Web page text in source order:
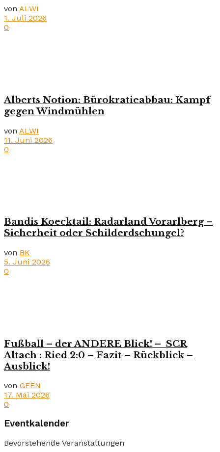
von ALWI
1. Juli 2026
0
Alberts Notion: Bürokratieabbau: Kampf
gegen Windmühlen
von ALWI
11. Juni 2026
0
Bandis Koecktail: Radarland Vorarlberg –
Sicherheit oder Schilderdschungel?
von BK
5. Juni 2026
0
Fußball – der ANDERE Blick! – SCR
Altach : Ried 2:0 – Fazit – Rückblick –
Ausblick!
von GEEN
17. Mai 2026
0
Eventkalender
Bevorstehende Veranstaltungen